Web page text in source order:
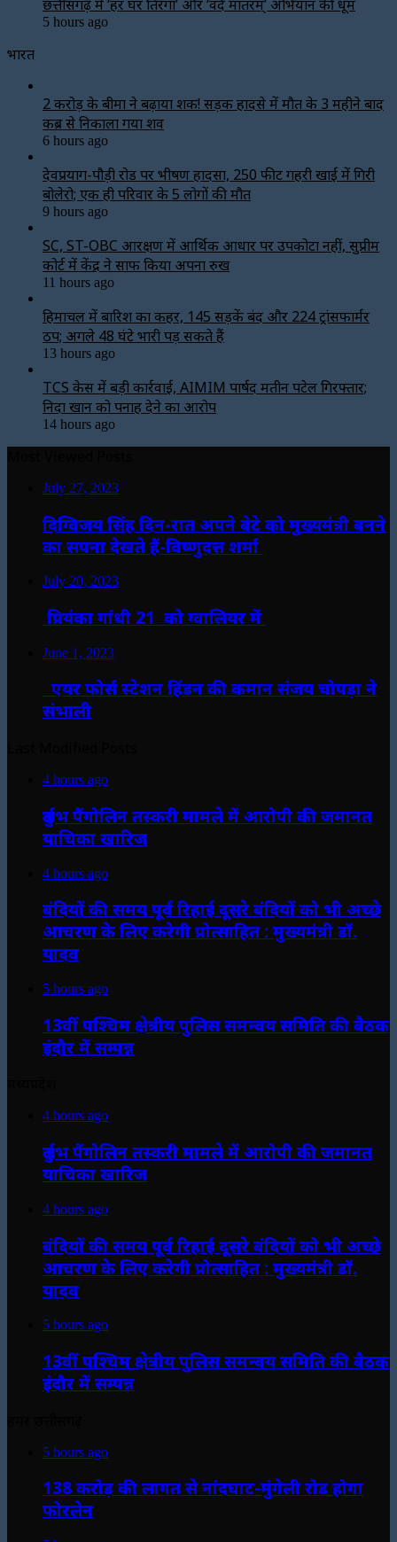
छत्तीसगढ़ में ‘हर घर तिरंगा’ और ‘वंदे मातरम्’ अभियान की धूम
5 hours ago
भारत
2 करोड़ के बीमा ने बढ़ाया शक! सड़क हादसे में मौत के 3 महीने बाद
कब्र से निकाला गया शव
6 hours ago
देवप्रयाग-पौड़ी रोड पर भीषण हादसा, 250 फीट गहरी खाई में गिरी
बोलेरो; एक ही परिवार के 5 लोगों की मौत
9 hours ago
SC, ST-OBC आरक्षण में आर्थिक आधार पर उपकोटा नहीं, सुप्रीम
कोर्ट में केंद्र ने साफ किया अपना रुख
11 hours ago
हिमाचल में बारिश का कहर, 145 सड़कें बंद और 224 ट्रांसफार्मर
ठप; अगले 48 घंटे भारी पड़ सकते हैं
13 hours ago
TCS केस में बड़ी कार्रवाई, AIMIM पार्षद मतीन पटेल गिरफ्तार;
निदा खान को पनाह देने का आरोप
14 hours ago
July 27, 2023
दिग्विजय सिंह दिन-रात अपने बेटे को मुख्यमंत्री बनने
का सपना देखते हैं-विष्णुदत्त शर्मा
July 20, 2023
प्रियंका गांधी 21 को ग्वालियर में
June 1, 2023
एयर फोर्स स्टेशन हिंडन की कमान संजय चोपड़ा ने
संभाली
4 hours ago
दुर्लभ पैंगोलिन तस्करी मामले में आरोपी की जमानत
याचिका खारिज
4 hours ago
बंदियों की समय पूर्व रिहाई दूसरे बंदियों को भी अच्छे
आचरण के लिए करेगी प्रोत्साहित : मुख्यमंत्री डॉ.
यादव
5 hours ago
13वीं पश्चिम क्षेत्रीय पुलिस समन्वय समिति की बैठक
इंदौर में सम्पन्न
4 hours ago
दुर्लभ पैंगोलिन तस्करी मामले में आरोपी की जमानत
याचिका खारिज
4 hours ago
बंदियों की समय पूर्व रिहाई दूसरे बंदियों को भी अच्छे
आचरण के लिए करेगी प्रोत्साहित : मुख्यमंत्री डॉ.
यादव
5 hours ago
13वीं पश्चिम क्षेत्रीय पुलिस समन्वय समिति की बैठक
इंदौर में सम्पन्न
5 hours ago
138 करोड़ की लागत से नांदघाट-मुंगेली रोड होगा
फोरलेन